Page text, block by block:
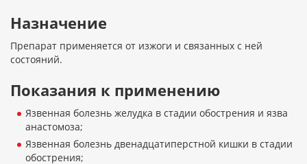
Назначение
Препарат применяется от изжоги и связанных с ней
состояний.
Показания к применению
Язвенная болезнь желудка в стадии обострения и язва
анастомоза;
Язвенная болезнь двенадцатиперстной кишки в стадии
обострения;